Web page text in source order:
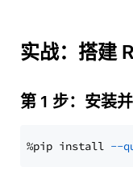
实战：搭建
第 1 步：安装
%pip install --